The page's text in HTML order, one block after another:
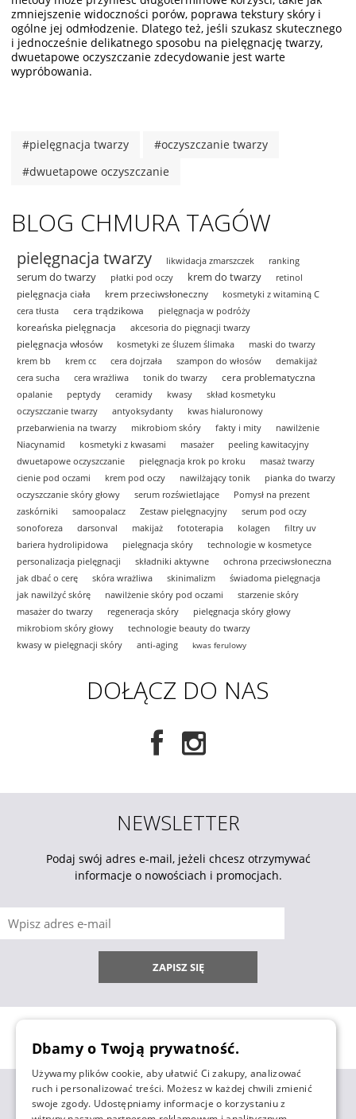
zmniejszenie widoczności porów, poprawa tekstury skóry i
ogólne jej odmłodzenie. Dlatego też, jeśli szukasz skutecznego
i jednocześnie delikatnego sposobu na pielęgnację twarzy,
dwuetapowe oczyszczanie zdecydowanie jest warte
wypróbowania.
#pielęgnacja twarzy
#oczyszczanie twarzy
#dwuetapowe oczyszczanie
BLOG CHMURA TAGÓW
pielęgnacja twarzy likwidacja zmarszczek ranking
serum do twarzy płatki pod oczy krem do twarzy retinol
pielęgnacja ciała krem przeciwsłoneczny
kosmetyki z witaminą C
cera tłusta
cera trądzikowa pielęgnacja w podróży
koreańska pielęgnacja akcesoria do pięgnacji twarzy
pielęgnacja włosów kosmetyki ze śluzem ślimaka
maski do twarzy
krem bb
krem cc cera dojrzała szampon do włosów
demakijaż
cera sucha
cera wrażliwa tonik do twarzy cera problematyczna
opalanie peptydy ceramidy kwasy
skład kosmetyku
oczyszczanie twarzy
antyoksydanty
kwas hialuronowy
przebarwienia na twarzy
mikrobiom skóry fakty i mity
nawilżenie
Niacynamid
kosmetyki z kwasami masażer
peeling kawitacyjny
dwuetapowe oczyszczanie
pielęgnacja krok po kroku
masaż twarzy
cienie pod oczami
krem pod oczy nawilżający tonik
pianka do twarzy
oczyszczanie skóry głowy
serum rozświetlające
Pomysł na prezent
zaskórniki
samoopalacz Zestaw pielęgnacyjny
serum pod oczy
sonoforeza
darsonval makijaż fototerapia kolagen
filtry uv
bariera hydrolipidowa
pielęgnacja skóry
technologie w kosmetyce
personalizacja pielęgnacji
składniki aktywne
ochrona przeciwsłoneczna
jak dbać o cerę
skóra wrażliwa skinimalizm
świadoma pielęgnacja
jak nawilżyć skórę
nawilżenie skóry pod oczami
starzenie skóry
masażer do twarzy
regeneracja skóry
pielęgnacja skóry głowy
mikrobiom skóry głowy
technologie beauty do twarzy
kwasy w pielęgnacji skóry
anti-aging kwas ferulowy
DOŁĄCZ DO NAS
NEWSLETTER
Podaj swój adres e-mail, jeżeli chcesz otrzymywać
informacje o nowościach i promocjach.
ZAPISZ SIĘ
ZAKUPY
Dbamy o Twoją prywatność.
Używamy plików cookie, aby ułatwić Ci zakupy, analizować
ruch i personalizować treści. Możesz w każdej chwili zmienić
swoje zgody. Udostępniamy informacje o korzystaniu z